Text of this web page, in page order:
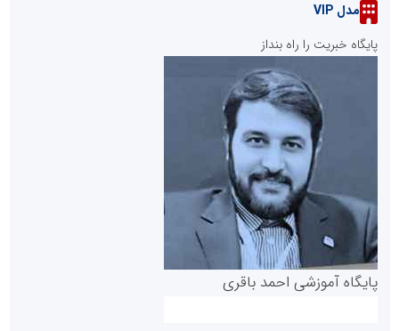
مدل VIP
پایگاه خبریت را راه بنداز
پایگاه آموزشی احمد باقری